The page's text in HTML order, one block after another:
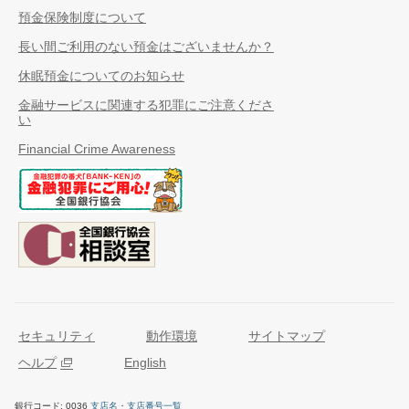
預金保険制度について
長い間ご利用のない預金はございませんか？
休眠預金についてのお知らせ
金融サービスに関連する犯罪にご注意くださ
い
Financial Crime Awareness
セキュリティ 動作環境
サイトマップ
ヘルプ
English
銀行コード 0036 支店名・支店番号一覧